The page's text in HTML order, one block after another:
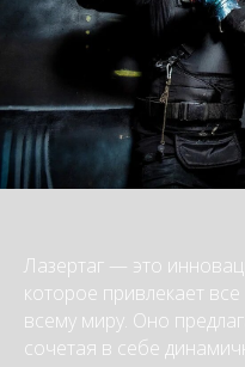
Лазертаг — это
которое привлекает
всему миру. Оно
сочетая в себе